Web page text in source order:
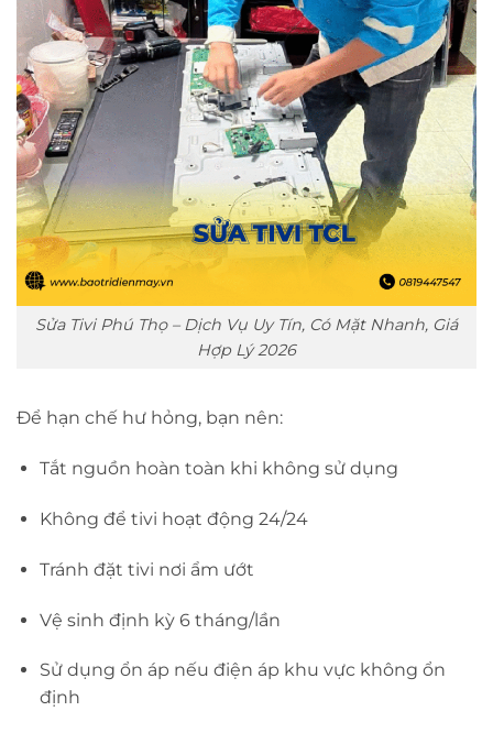
Sửa Tivi Phú Thọ – Dịch Vụ Uy Tín, Có Mặt Nhanh, Giá
Hợp Lý 2026
Để hạn chế hư hỏng, bạn nên:
Tắt nguồn hoàn toàn khi không sử dụng
Không để tivi hoạt động 24/24
Tránh đặt tivi nơi ẩm ướt
Vệ sinh định kỳ 6 tháng/lần
Sử dụng ổn áp nếu điện áp khu vực không ổn
định